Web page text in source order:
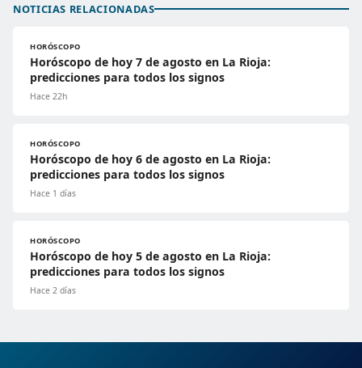
NOTICIAS RELACIONADAS
HORÓSCOPO
Horóscopo de hoy 7 de agosto en La Rioja:
predicciones para todos los signos
Hace 22h
HORÓSCOPO
Horóscopo de hoy 6 de agosto en La Rioja:
predicciones para todos los signos
Hace 1 días
HORÓSCOPO
Horóscopo de hoy 5 de agosto en La Rioja:
predicciones para todos los signos
Hace 2 días